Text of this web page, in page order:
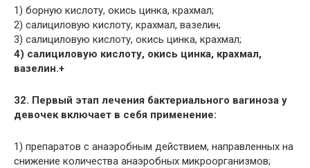
1) борную кислоту, окись цинка, крахмал;
2) салициловую кислоту, крахмал, вазелин;
3) салициловую кислоту, окись цинка, крахмал;
4) салициловую кислоту, окись цинка, крахмал,
вазелин.+
32. Первый этап лечения бактериального вагиноза у
девочек включает в себя применение:
1) препаратов с анаэробным действием, направленных на
снижение количества анаэробных микроорганизмов;